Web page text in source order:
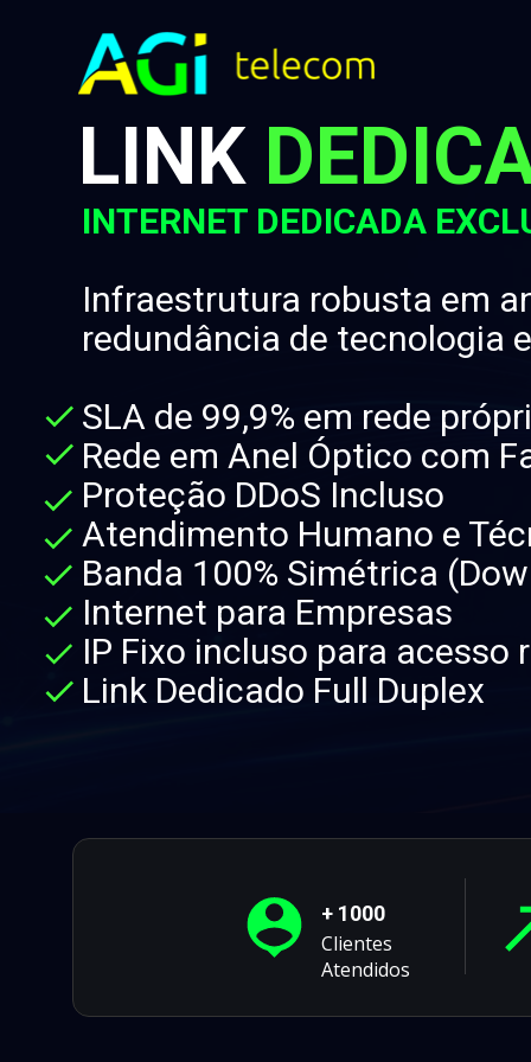
LINK
INTERNET DEDICADA
Infraestrutura robusta em
redundância de tecnologia
SLA de 99,9% em rede
Rede em Anel Óptico com
Proteção DDoS Incluso
Atendimento Humano e
Banda 100% Simétrica
Internet para Empresas
IP Fixo incluso para acesso
Link Dedicado Full Duplex
+ 1000
Clientes
Atendidos